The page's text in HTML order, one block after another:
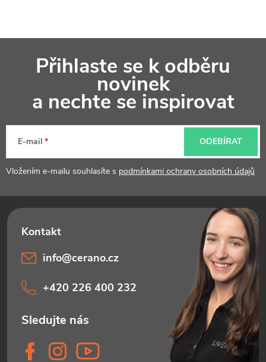
a
Přihlaste se k odběru
novinek
a nechte se inspirovat
E-mail
Vložením e-mailu souhlasíte s podmínkami ochrany osobních údajů
ODEBÍRAT
info@cerano.cz
+420 226 400 232